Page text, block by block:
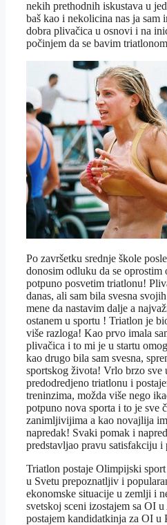
nekih prethodnih iskustava u
baš kao i nekolicina nas ja
dobra plivačica u osnovi i na
počinjem da se bavim
Po završetku srednje škole
donosim odluku da se
potpuno posvetim triatlonu!
danas, ali sam bila svesna
mene da nastavim dalje a
ostanem u sportu ! Triatlon je
više razloga! Kao prvo imala
plivačica i to mi je u startu
kao drugo bila sam svesna,
sportskog života! Vrlo brzo sve
predodredjeno triatlonu i
treninzima, možda više nego
potpuno nova sporta i to je sve
zanimljivijima a kao novajlija
napredak! Svaki pomak i
predstavljao pravu satisfakciju i
Triatlon postaje Olimpijski
u Svetu prepoznatljiv i
ekonomske situacije u zemlji i
svetskoj sceni izostajem sa OI
postajem kandidatkinja za OI u